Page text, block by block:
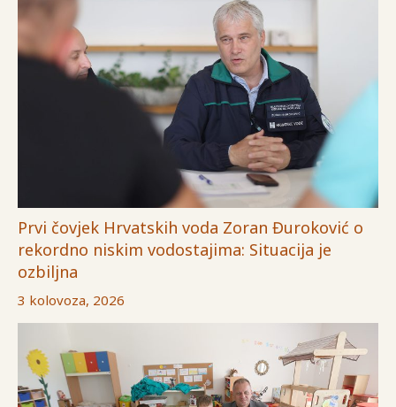
Prvi čovjek Hrvatskih voda Zoran Đuroković o
rekordno niskim vodostajima: Situacija je
ozbiljna
3 kolovoza, 2026